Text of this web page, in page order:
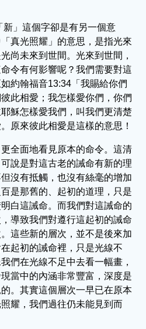
」這個字卻是有另一個意
真光照耀」的意思，是指光來
尚未來到世間。光來到世間，
令有何影響呢？我們需要對這
約翰福音13:34「我賜給你們
此相愛；我怎樣愛你們，你們
穌怎樣愛我們，叫我們更清楚
原來彼此相愛是這樣的意思！
全面地看見原本的命令。這清
說是對這古老的誡命有新的理
沒有抵觸，也沒有絲毫的增加
是那舊的、起初的道理，只是
白這誡命。而我們對這誡命的
導致我們對遵行這起初的誡命
這些新的層次，並不是後來加
起初的誡命裡，只是光線不
們在光線不足中去看一幅畫，
當中的內涵非常豐富，深度是
。其實這個層次一早已在原本
耀，我們過往仍未能見到而